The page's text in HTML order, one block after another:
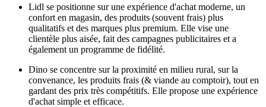
Lidl se positionne sur une expérience d'achat moderne, un
confort en magasin, des produits (souvent frais) plus
qualitatifs et des marques plus premium. Elle vise une
clientèle plus aisée, fait des campagnes publicitaires et a
également un programme de fidélité.
Dino se concentre sur la proximité en milieu rural, sur la
convenance, les produits frais (& viande au comptoir), tout en
gardant des prix très compétitifs. Elle propose une expérience
d'achat simple et efficace.